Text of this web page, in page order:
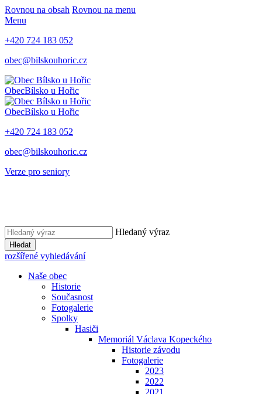
Rovnou na obsah Rovnou na menu
Menu
+420 724 183 052
obec@bilskouhoric.cz
ObecBílsko u Hořic
ObecBílsko u Hořic
+420 724 183 052
obec@bilskouhoric.cz
Verze pro seniory
Hledaný výraz
Hledat
rozšířené vyhledávání
Naše obec
Historie
Současnost
Fotogalerie
Spolky
Hasiči
Memoriál Václava Kopeckého
Historie závodu
Fotogalerie
2023
2022
2021